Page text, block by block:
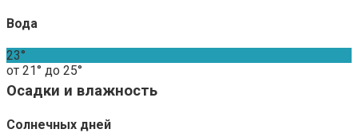
Вода
23°
от 21° до 25°
Осадки и влажность
Солнечных дней